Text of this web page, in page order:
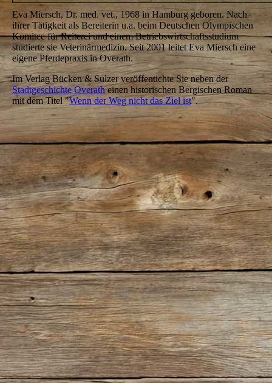
Eva Miersch, Dr. med. vet., 1968 in Hamburg geboren. Nach
ihrer Tätigkeit als Bereiterin u.a. beim Deutschen Olympischen
Komitee für Reiterei und einem Betriebswirtschaftsstudium
studierte sie Veterinärmedizin. Seit 2001 leitet Eva Miersch eine
eigene Pferdepraxis in Overath.
Im Verlag Bücken & Sulzer veröffentichte Sie neben der
Stadtgeschichte Overatheinen historischen Bergischen Roman
mit dem Titel "Wenn der Weg nicht das Ziel ist".